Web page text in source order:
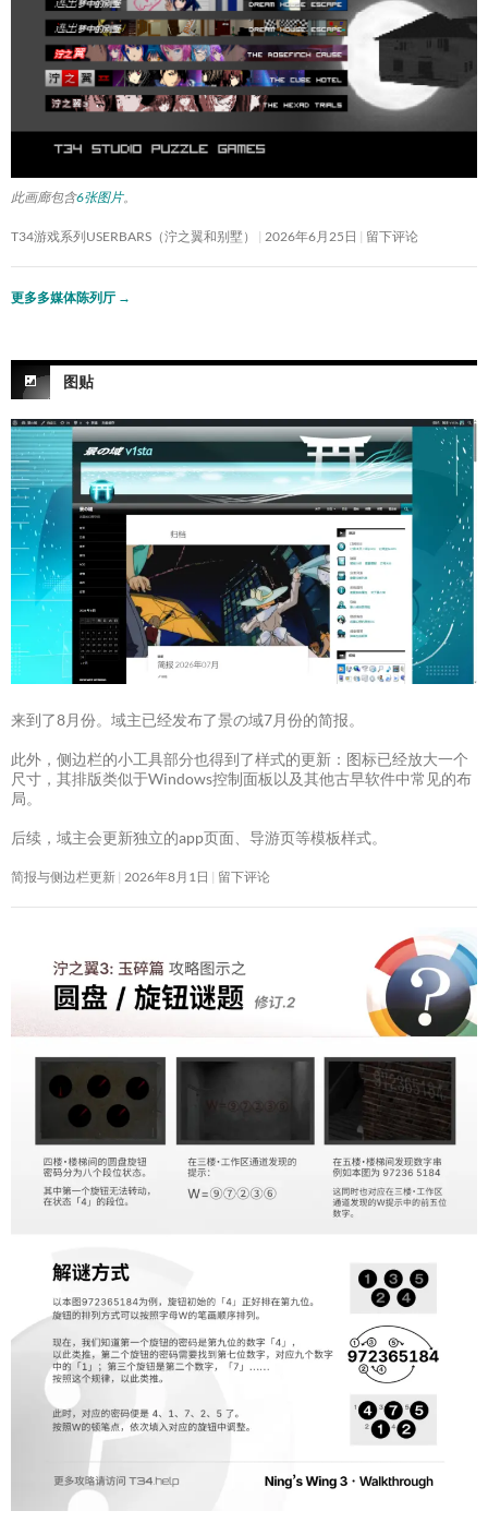
此画廊包含6张图片。
T34游戏系列USERBARS（泞之翼和别墅） 2026年6月25日 留下评论
更多多媒体陈列厅 →
图贴
来到了8月份。域主已经发布了景の域7月份的简报。
此外，侧边栏的小工具部分也得到了样式的更新：图标已经放大一个
尺寸，其排版类似于Windows控制面板以及其他古早软件中常见的布
局。
后续，域主会更新独立的app页面、导游页等模板样式。
简报与侧边栏更新 2026年8月1日 留下评论